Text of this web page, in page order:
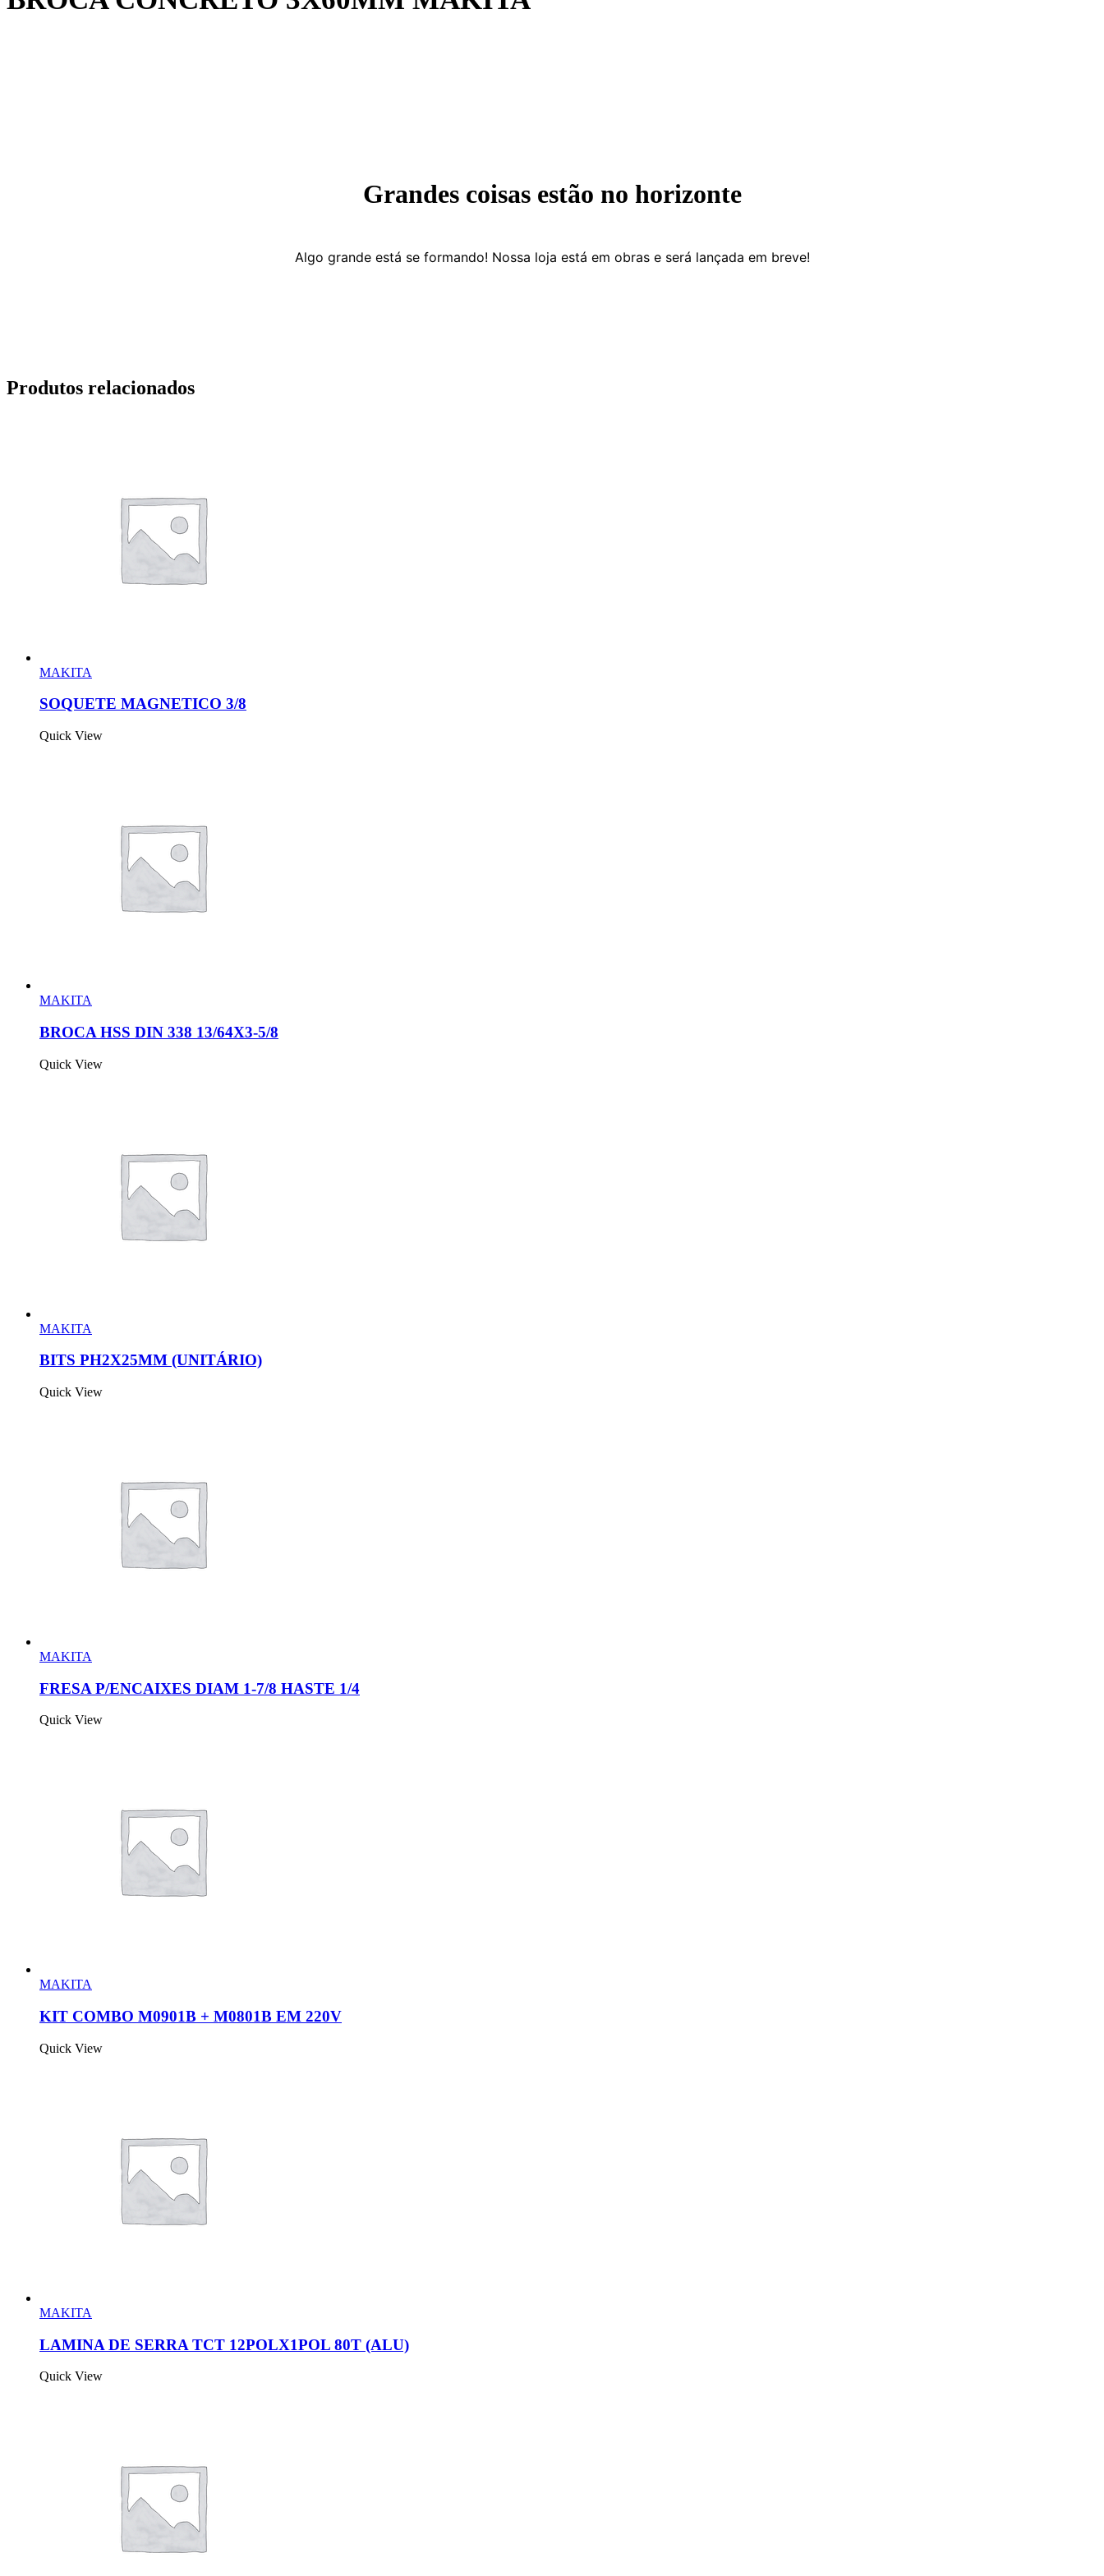
Grandes coisas estão no horizonte
Algo grande está se formando! Nossa loja está em obras e será lançada em breve!
Produtos relacionados
MAKITA
SOQUETE MAGNETICO 3/8
Quick View
MAKITA
BROCA HSS DIN 338 13/64X3-5/8
Quick View
MAKITA
BITS PH2X25MM (UNITÁRIO)
Quick View
MAKITA
FRESA P/ENCAIXES DIAM 1-7/8 HASTE 1/4
Quick View
MAKITA
KIT COMBO M0901B + M0801B EM 220V
Quick View
MAKITA
LAMINA DE SERRA TCT 12POLX1POL 80T (ALU)
Quick View